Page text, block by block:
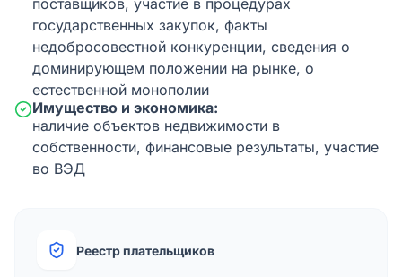
поставщиков, участие в процедурах
государственных закупок, факты
недобросовестной конкуренции, сведения о
доминирующем положении на рынке, о
естественной монополии
Имущество и экономика:
наличие объектов недвижимости в
собственности, финансовые результаты, участие
во ВЭД
Реестр плательщиков